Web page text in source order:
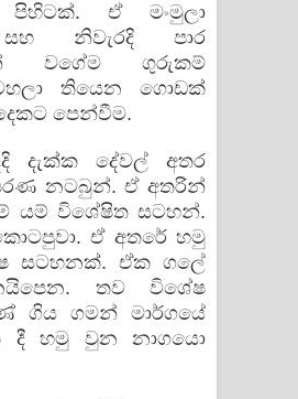
පිහිටක්. ඒ මංමුලා
නිවැරදි පාර
වගේම ගුරුකම්
තියෙන ගොඩක්
පෙන්වීම.
දැක්ක දේවල් අතර
නටබුන්. ඒ අතරින්
යම් විශේෂිත සටහන්.
ඒ අතරේ හමු
සටහනක්. ඒක ගලේ
තව විශේෂ
ගිය ගමන් මාර්ගයේ
දී හමු වුන නාගයො